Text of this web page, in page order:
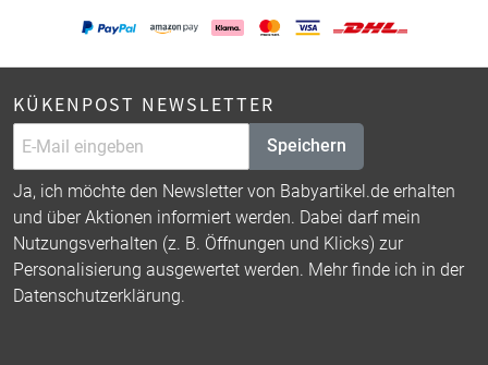
KÜKENPOST NEWSLETTER
Speichern
Ja, ich möchte den Newsletter von Babyartikel.de erhalten
und über Aktionen informiert werden. Dabei darf mein
Nutzungsverhalten (z. B. Öffnungen und Klicks) zur
Personalisierung ausgewertet werden. Mehr finde ich in der
Datenschutzerklärung.